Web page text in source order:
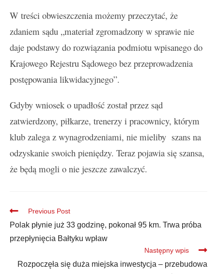
W treści obwieszczenia możemy przeczytać, że
zdaniem sądu „materiał zgromadzony w sprawie nie
daje podstawy do rozwiązania podmiotu wpisanego do
Krajowego Rejestru Sądowego bez przeprowadzenia
postępowania likwidacyjnego”.
Gdyby wniosek o upadłość został przez sąd
zatwierdzony, piłkarze, trenerzy i pracownicy, którym
klub zalega z wynagrodzeniami, nie mieliby szans na
odzyskanie swoich pieniędzy. Teraz pojawia się szansa,
że będą mogli o nie jeszcze zawalczyć.
Previous Post
Polak płynie już 33 godzinę, pokonał 95 km. Trwa próba
przepłynięcia Bałtyku wpław
Następny wpis
Rozpoczęła się duża miejska inwestycja – przebudowa